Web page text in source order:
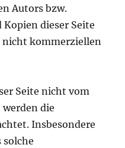
Autors bzw.
dieser Seite
nicht kommerziellen
Seite nicht vom
die
Insbesondere